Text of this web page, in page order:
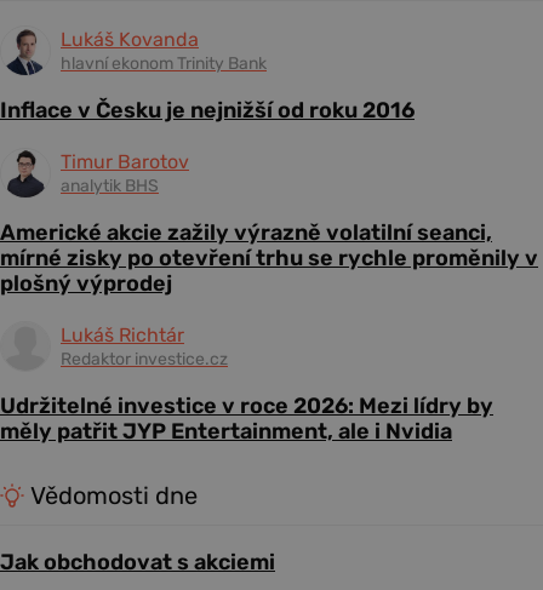
Lukáš Kovanda
hlavní ekonom Trinity Bank
Inflace v Česku je nejnižší od roku 2016
Timur Barotov
analytik BHS
Americké akcie zažily výrazně volatilní seanci,
mírné zisky po otevření trhu se rychle proměnily v
plošný výprodej
Lukáš Richtár
Redaktor investice.cz
Udržitelné investice v roce 2026: Mezi lídry by
měly patřit JYP Entertainment, ale i Nvidia
Vědomosti dne
Jak obchodovat s akciemi